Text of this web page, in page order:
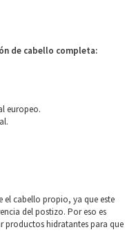
de cabello completa:
europeo.
el cabello propio, ya que este
del postizo. Por eso es
hidratantes para que